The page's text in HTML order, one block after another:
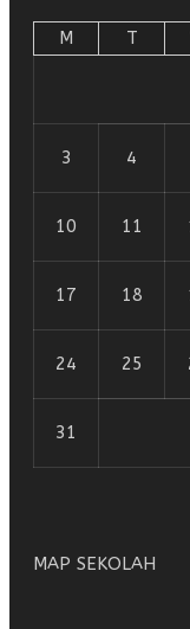
M T
3 4
10 11
17 18
24 25
31
MAP SEKOLAH